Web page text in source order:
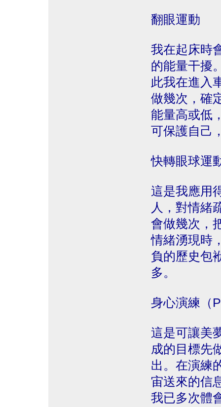
翻眼運動
我在起床時
的能量干擾
此我在進入
做幾次，確
能量高或低
可保護自己
快轉眼球運
這是我應用
人，對情緒
會做幾次，
情緒湧現時
負的歷史包
多。
身心演練（
這是可讓美
成的目標先
出。在演練
宙送來的信
我已多次體